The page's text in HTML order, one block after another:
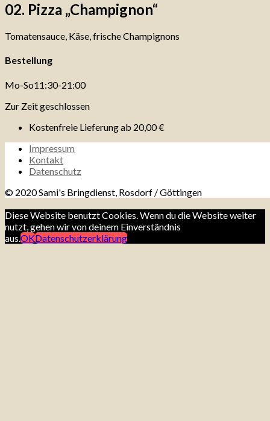
02. Pizza „Champignon“
Tomatensauce, Käse, frische Champignons
Bestellung
Mo-So11:30-21:00
Zur Zeit geschlossen
Kostenfreie Lieferung ab 20,00 €
Impressum
Kontakt
Datenschutz
© 2020 Sami's Bringdienst, Rosdorf / Göttingen
Diese Website benutzt Cookies. Wenn du die Website weiter
nutzt, gehen wir von deinem Einverständnis
aus. OKDatenschutzerklärung